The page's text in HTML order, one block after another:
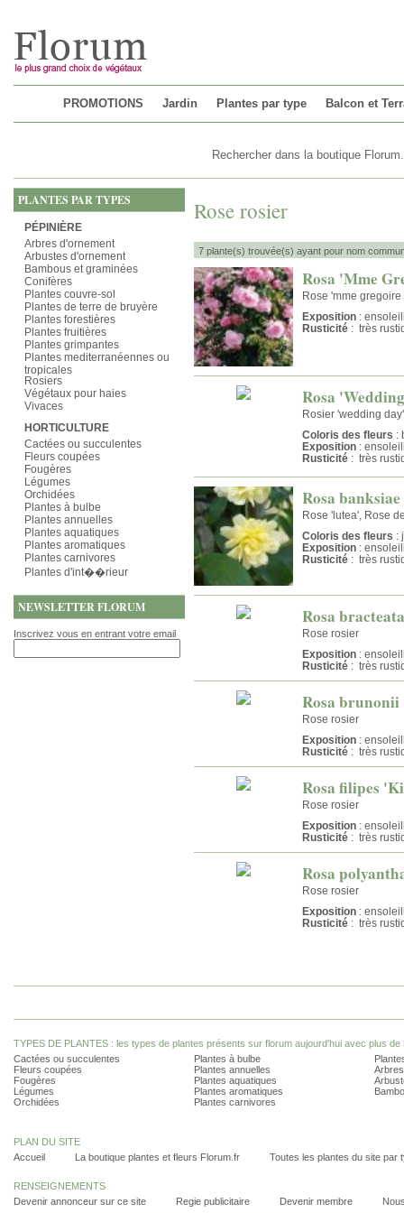
PROMOTIONS Jardin Plantes par type Balcon et
PLANTES PAR TYPES
PÉPINIÈRE
Arbres d'ornement
Arbustes d'ornement
Bambous et graminées
Conifères
Plantes couvre-sol
Plantes de terre de bruyère
Plantes forestières
Plantes fruitières
Plantes grimpantes
Plantes mediterranéennes ou
tropicales
Rosiers
Végétaux pour haies
Vivaces
HORTICULTURE
Cactées ou succulentes
Fleurs coupées
Fougères
Légumes
Orchidées
Plantes à bulbe
Plantes annuelles
Plantes aquatiques
Plantes aromatiques
Plantes carnivores
Plantes d'int��rieur
NEWSLETTER FLORUM
Inscrivez vous en entrant votre email
Rose rosier
7 plante(s) trouvée(s) ayant pour nom
Rosa 'Mme
Rose 'mme
Exposition :
Rusticité : très
Rosa
Rosier 'wedding
Coloris des fleurs :
Exposition :
Rusticité : très
Rosa
Rose 'lutea', Rose
Coloris des fleurs :
Exposition :
Rusticité : très
Rosa bracteata
Rose rosier
Exposition :
Rusticité : très
Rosa
Rose rosier
Exposition :
Rusticité : très
Rosa filipes
Rose rosier
Exposition :
Rusticité : très
Rosa
Rose rosier
Exposition :
Rusticité : très
TYPES DE PLANTES : les types de plantes présents sur florum aujourd'hui avec plus de
Cactées ou succulentes
Fleurs coupées
Fougères
Légumes
Orchidées
Plantes à bulbe
Plantes annuelles
Plantes aquatiques
Plantes aromatiques
Plantes carnivores
PLAN DU SITE
Accueil
La boutique plantes et fleurs Florum.fr Toutes les plantes du site par
RENSEIGNEMENTS
Devenir annonceur sur ce site
Regie publicitaire Devenir membre